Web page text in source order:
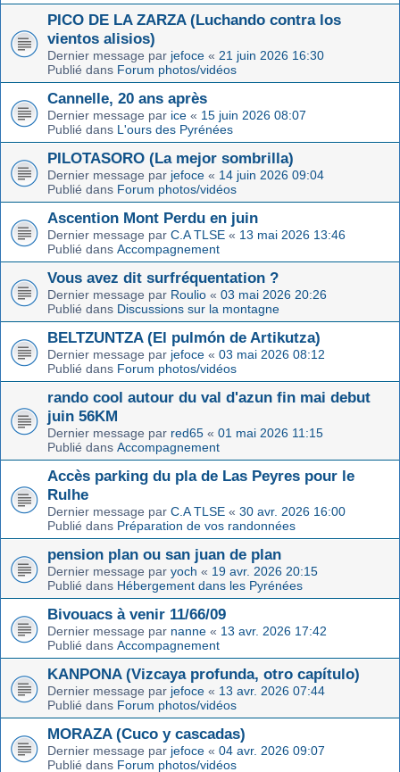
PICO DE LA ZARZA (Luchando contra los
vientos alisios)
Dernier message par jefoce « 21 juin 2026 16:30
Publié dans Forum photos/vidéos
Cannelle, 20 ans après
Dernier message par ice « 15 juin 2026 08:07
Publié dans L'ours des Pyrénées
PILOTASORO (La mejor sombrilla)
Dernier message par jefoce « 14 juin 2026 09:04
Publié dans Forum photos/vidéos
Ascention Mont Perdu en juin
Dernier message par C.A TLSE « 13 mai 2026 13:46
Publié dans Accompagnement
Vous avez dit surfréquentation ?
Dernier message par Roulio « 03 mai 2026 20:26
Publié dans Discussions sur la montagne
BELTZUNTZA (El pulmón de Artikutza)
Dernier message par jefoce « 03 mai 2026 08:12
Publié dans Forum photos/vidéos
rando cool autour du val d'azun fin mai debut
juin 56KM
Dernier message par red65 « 01 mai 2026 11:15
Publié dans Accompagnement
Accès parking du pla de Las Peyres pour le
Rulhe
Dernier message par C.A TLSE « 30 avr. 2026 16:00
Publié dans Préparation de vos randonnées
pension plan ou san juan de plan
Dernier message par yoch « 19 avr. 2026 20:15
Publié dans Hébergement dans les Pyrénées
Bivouacs à venir 11/66/09
Dernier message par nanne « 13 avr. 2026 17:42
Publié dans Accompagnement
KANPONA (Vizcaya profunda, otro capítulo)
Dernier message par jefoce « 13 avr. 2026 07:44
Publié dans Forum photos/vidéos
MORAZA (Cuco y cascadas)
Dernier message par jefoce « 04 avr. 2026 09:07
Publié dans Forum photos/vidéos